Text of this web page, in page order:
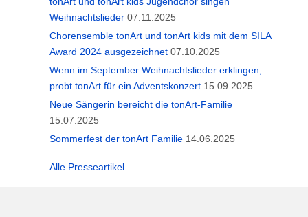
Weihnachtslieder 07.11.2025
Chorensemble tonArt und tonArt kids mit dem SILA
Award 2024 ausgezeichnet 07.10.2025
Wenn im September Weihnachtslieder erklingen,
probt tonArt für ein Adventskonzert 15.09.2025
Neue Sängerin bereicht die tonArt-Familie
15.07.2025
Sommerfest der tonArt Familie 14.06.2025
Alle Presseartikel...